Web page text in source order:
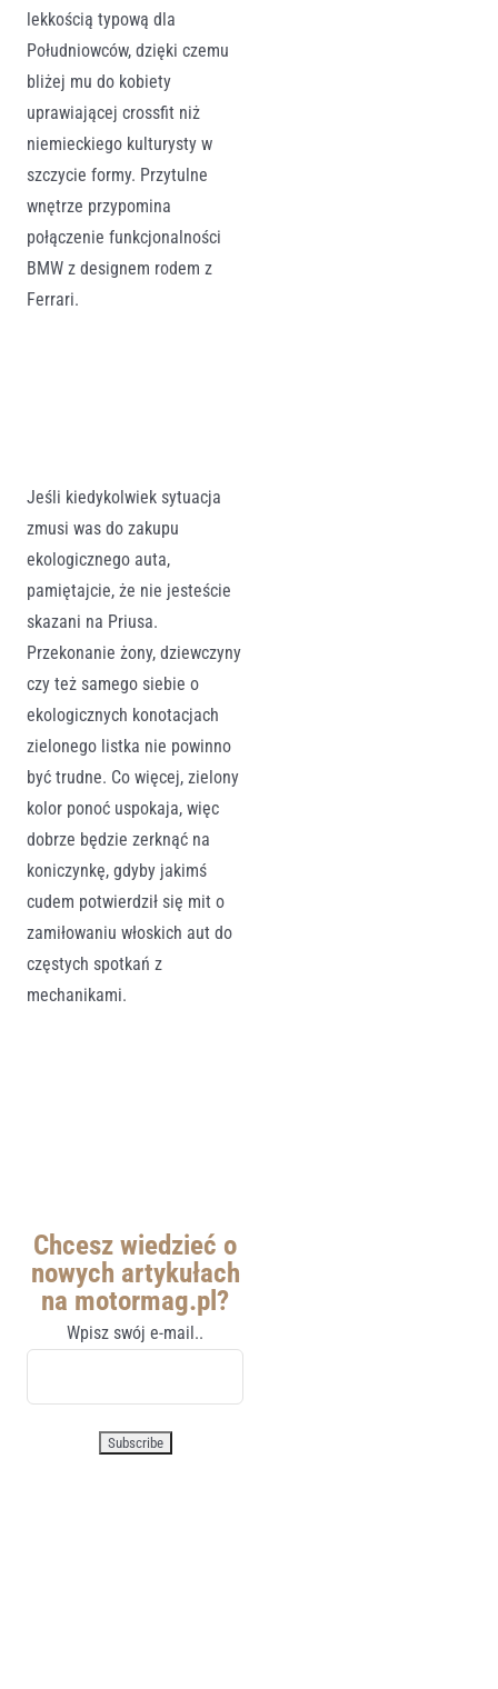
lekkością typową dla
Południowców, dzięki czemu
bliżej mu do kobiety
uprawiającej crossfit niż
niemieckiego kulturysty w
szczycie formy. Przytulne
wnętrze przypomina
połączenie funkcjonalności
BMW z designem rodem z
Ferrari.
Jeśli kiedykolwiek sytuacja
zmusi was do zakupu
ekologicznego auta,
pamiętajcie, że nie jesteście
skazani na Priusa.
Przekonanie żony, dziewczyny
czy też samego siebie o
ekologicznych konotacjach
zielonego listka nie powinno
być trudne. Co więcej, zielony
kolor ponoć uspokaja, więc
dobrze będzie zerknąć na
koniczynkę, gdyby jakimś
cudem potwierdził się mit o
zamiłowaniu włoskich aut do
częstych spotkań z
mechanikami.
Chcesz wiedzieć o
nowych artykułach
na motormag.pl?
Wpisz swój e-mail..